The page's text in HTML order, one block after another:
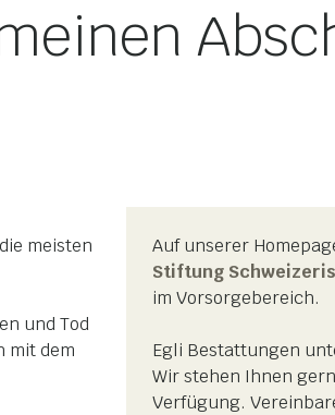
meisten
und Tod
mit dem
Auf unserer
Stiftung
im Vorsorgebereich.
Egli Bestattungen
Wir stehen Ihnen
Verfügung.